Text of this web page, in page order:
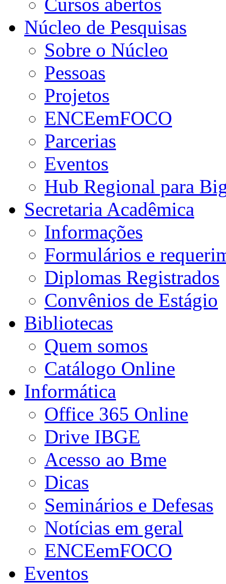
Núcleo de Pesquisas
Sobre o Núcleo
Pessoas
Projetos
ENCEemFOCO
Parcerias
Eventos
Hub Regional para
Secretaria Acadêmica
Informações
Formulários e
Diplomas Registrados
Convênios de Estágio
Bibliotecas
Quem somos
Catálogo Online
Informática
Office 365 Online
Drive IBGE
Acesso ao Bme
Dicas
Seminários e Defesas
Notícias em geral
ENCEemFOCO
Eventos